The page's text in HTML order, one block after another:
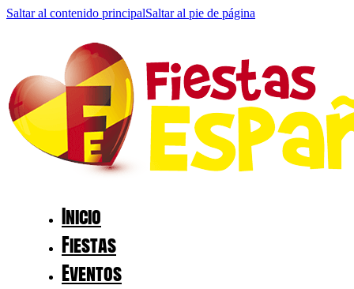
Saltar al contenido principalSaltar al pie de página
Inicio
Fiestas
Eventos